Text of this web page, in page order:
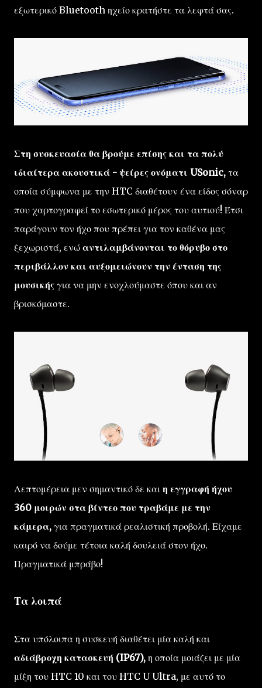
εξωτερικό Bluetooth ηχείο κρατήστε τα λεφτά σας.
Στη συσκευασία θα βρούμε επίσης και τα πολύ
ιδιαίτερα ακουστικά - ψείρες ονόματι USonic, τα
οποία σύμφωνα με την HTC διαθέτουν ένα είδος σόναρ
που χαρτογραφεί το εσωτερικό μέρος του αυτιού! Έτσι
παράγουν τον ήχο που πρέπει για τον καθένα μας
ξεχωριστά, ενώ αντιλαμβάνονται το θόρυβο στο
περιβάλλον και αυξομειώνουν την ένταση της
μουσικής για να μην ενοχλούμαστε όπου και αν
βρισκόμαστε.
Λεπτομέρεια μεν σημαντικό δε και η εγγραφή ήχου
360 μοιρών στα βίντεο που τραβάμε με την
κάμερα, για πραγματικά ρεαλιστική προβολή. Είχαμε
καιρό να δούμε τέτοια καλή δουλειά στον ήχο.
Πραγματικά μπράβο!
Τα λοιπά
Στα υπόλοιπα η συσκευή διαθέτει μία καλή και
αδιάβροχη κατασκευή (IP67), η οποία μοιάζει με μία
μίξη του HTC 10 και του HTC U Ultra, με αυτό το